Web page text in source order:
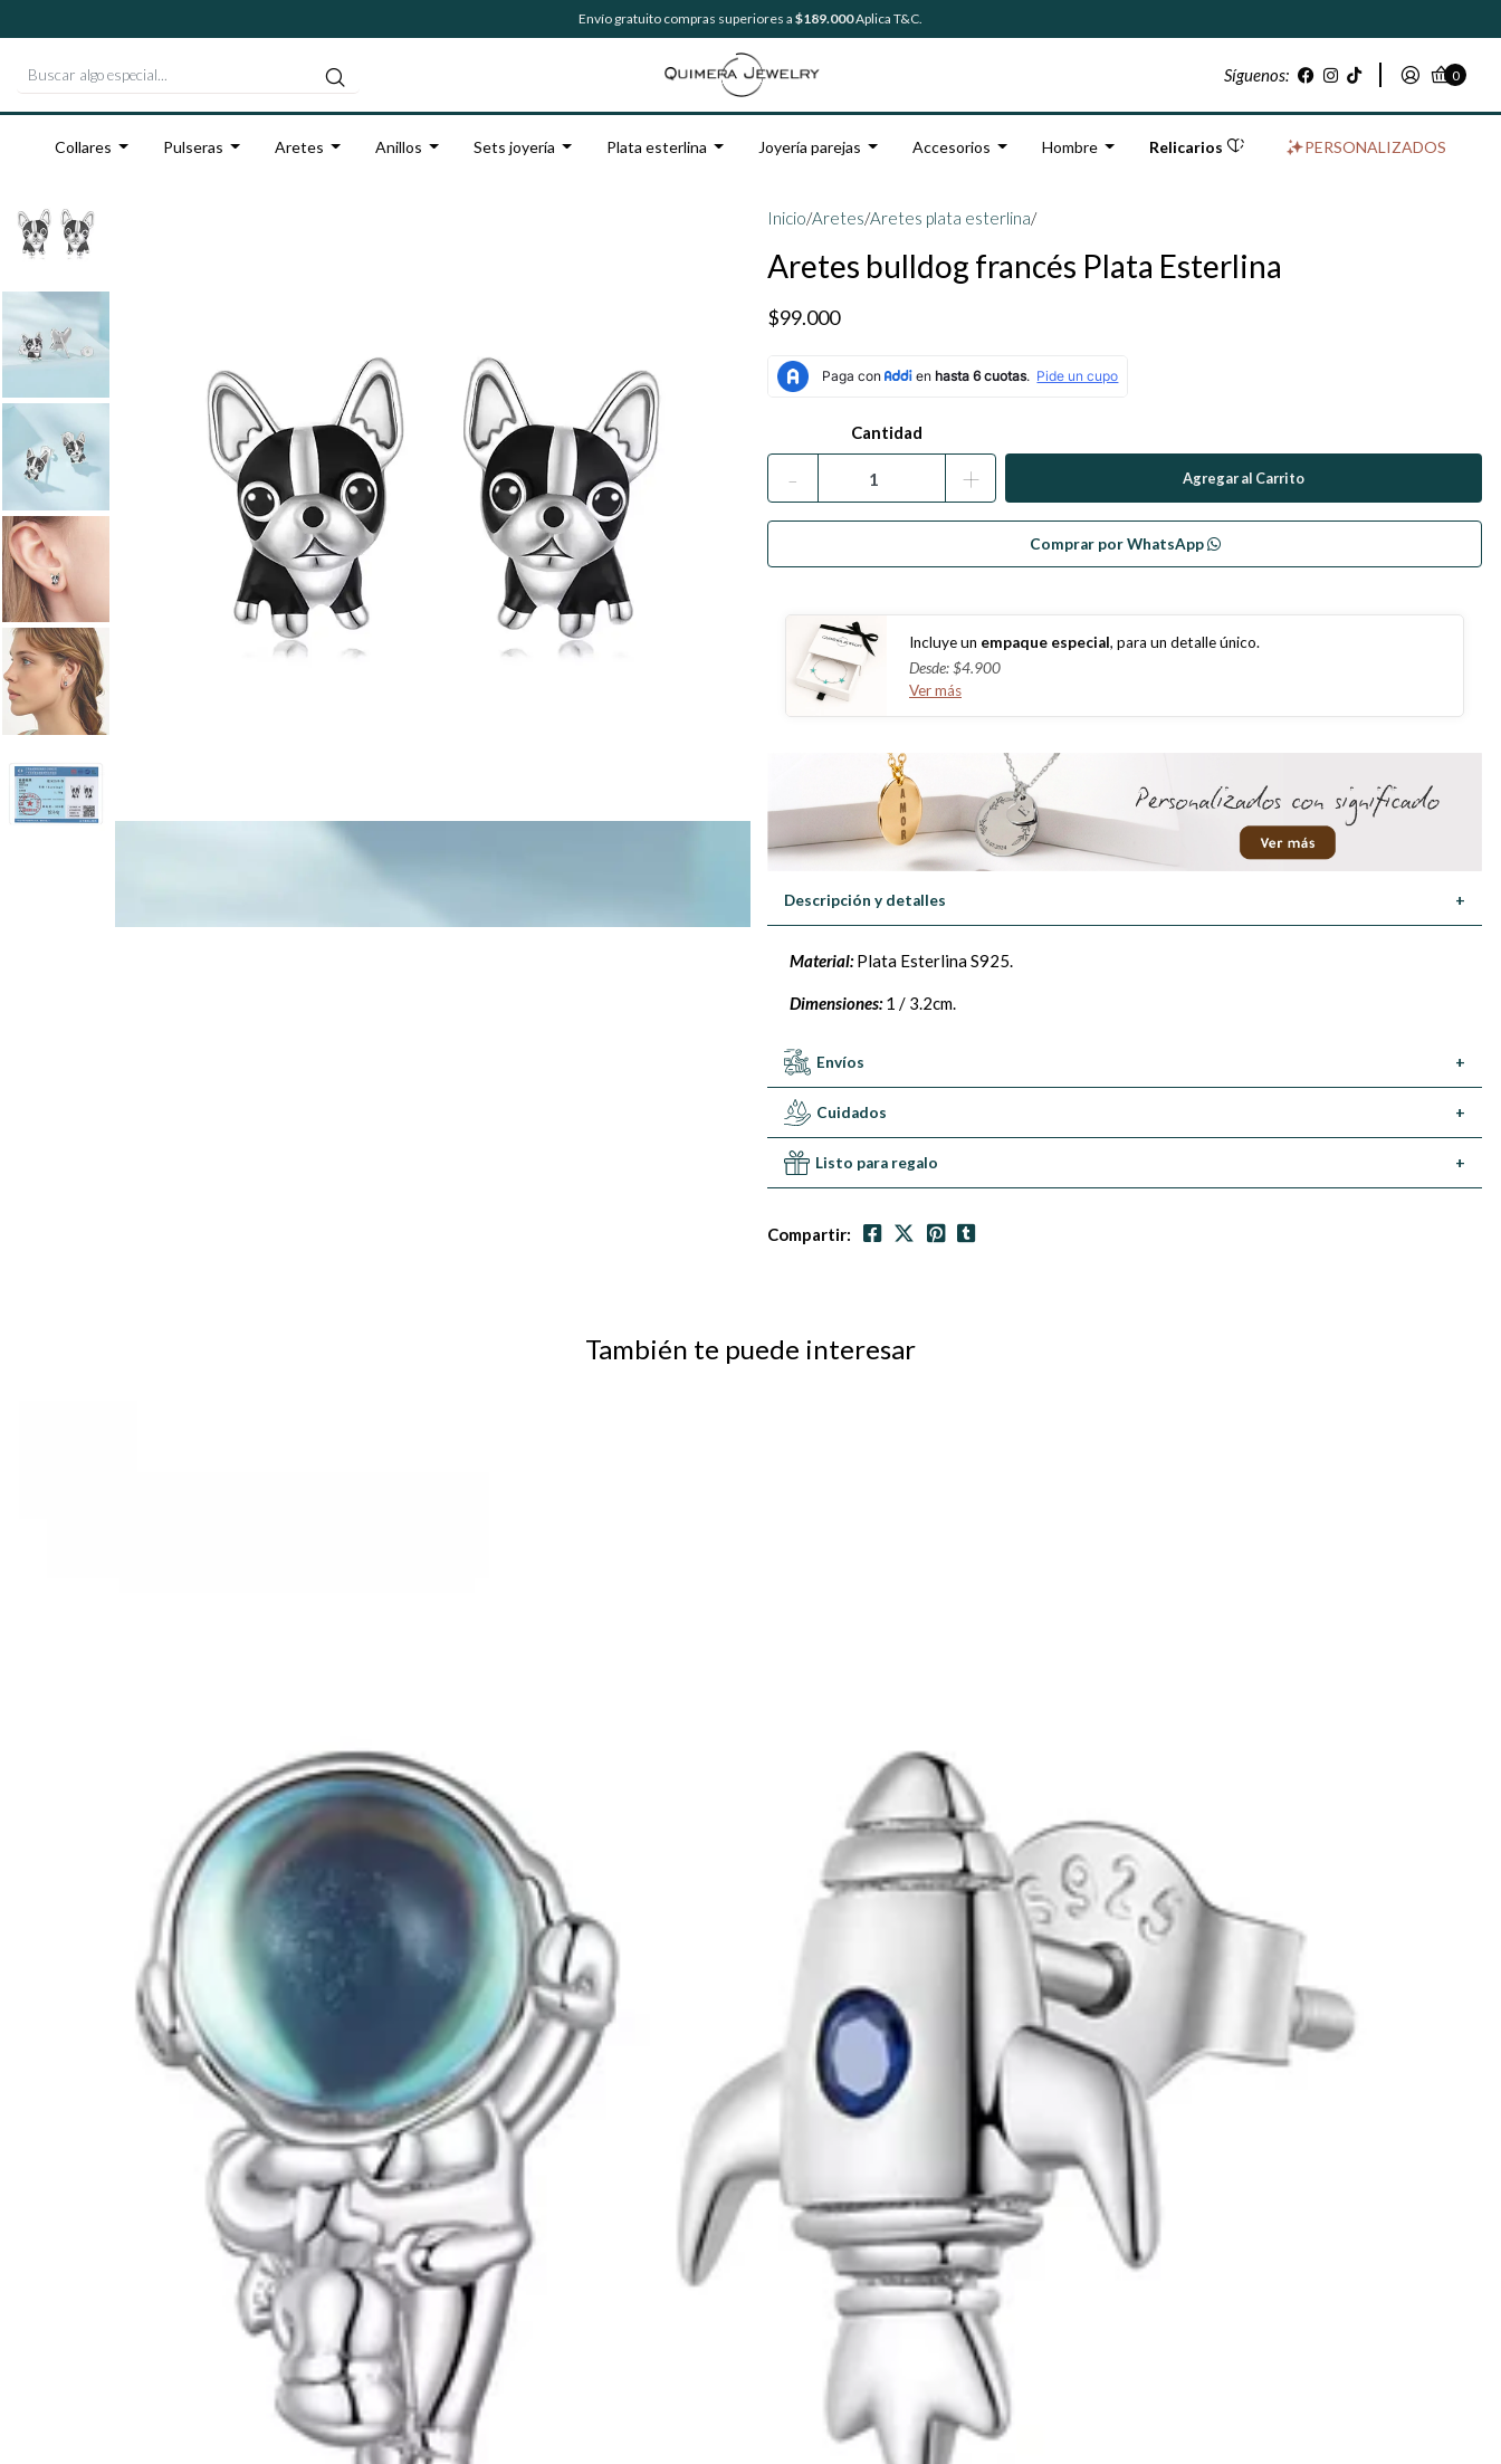
Envío gratuito compras superiores a $189.000Aplica T&C.
Síguenos: 0
Collares Pulseras Aretes Anillos Sets joyería Plata esterlina Joyería parejas Accesorios Hombre Relicarios PERSONALIZADOS
Inicio/Aretes/Aretes plata esterlina/
Aretes bulldog francés Plata Esterlina
$99.000
Cantidad
- +
Comprar por WhatsApp
Incluye un empaque especial, para un detalle único.
Desde: $4.900
Ver más
Descripción y detalles +
Material: Plata Esterlina S925.
Dimensiones: 1 / 3.2cm.
Envíos +
Cuidados +
Listo para regalo +
Compartir:
También te puede interesar